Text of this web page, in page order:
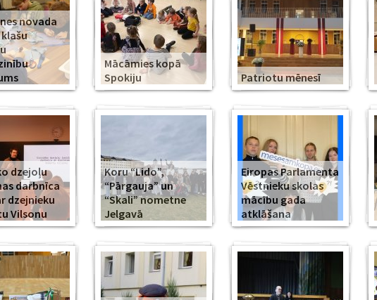
novada
klašu
Mācāmies kopā
Spokiju
Patriotu mēnesī
dzejoļu
darbnīca
dzejnieku
Vilsonu
Koru “Lido”,
“Pārgauja” un
“Skali” nometne
Jelgavā
Eiropas Parlamenta
Vēstnieku skolas
mācību gada
atklāšana